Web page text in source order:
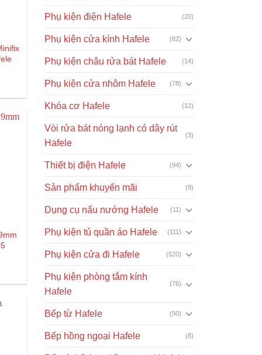
tại
5.000₫.
Phụ kiện điện Hafele (20)
Phụ kiện cửa kính Hafele (82)
Phụ kiện chậu rửa bát Hafele (14)
Phụ kiện cửa nhôm Hafele (78)
Khóa cơ Hafele (12)
Vòi rửa bát nóng lạnh có dây rút
Hafele
(3)
Thiết bị điện Hafele (94)
Sản phẩm khuyến mãi (9)
Dụng cụ nấu nướng Hafele (11)
Phụ kiện tủ quần áo Hafele (111)
Phụ kiện cửa đi Hafele (520)
Phụ kiện phòng tắm kính
Hafele
(76)
Bếp từ Hafele (50)
Bếp hồng ngoại Hafele (8)